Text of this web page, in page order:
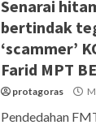
Senarai
bertindak
‘scammer’
Farid MPT
protagoras
Pendedahan